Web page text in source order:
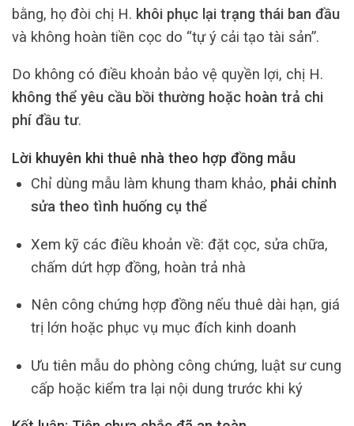
bằng, họ đòi chị H. khôi phục lại trạng thái ban đầu
và không hoàn tiền cọc do “tự ý cải tạo tài sản”.
Do không có điều khoản bảo vệ quyền lợi, chị H.
không thể yêu cầu bồi thường hoặc hoàn trả chi
phí đầu tư.
Lời khuyên khi thuê nhà theo hợp đồng mẫu
Chỉ dùng mẫu làm khung tham khảo, phải chỉnh
sửa theo tình huống cụ thể
Xem kỹ các điều khoản về: đặt cọc, sửa chữa,
chấm dứt hợp đồng, hoàn trả nhà
Nên công chứng hợp đồng nếu thuê dài hạn, giá
trị lớn hoặc phục vụ mục đích kinh doanh
Ưu tiên mẫu do phòng công chứng, luật sư cung
cấp hoặc kiểm tra lại nội dung trước khi ký